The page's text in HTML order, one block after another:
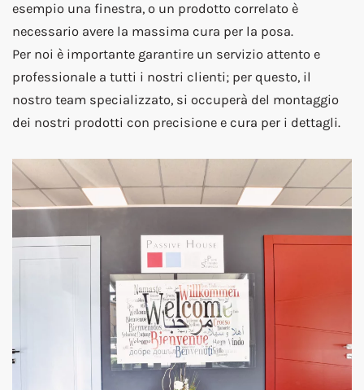
esempio una finestra, o un prodotto correlato è
necessario avere la massima cura per la posa.
Per noi è importante garantire un servizio attento e
professionale a tutti i nostri clienti; per questo, il
nostro team specializzato, si occuperà del montaggio
dei nostri prodotti con precisione e cura per i dettagli.